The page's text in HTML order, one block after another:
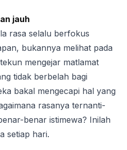
jauh
rasa selalu berfokus
bukannya melihat pada
mengejar matlamat
tidak berbelah bagi
bakal mengecapi hal yang
rasanya ternanti-
benar istimewa? Inilah
setiap hari.